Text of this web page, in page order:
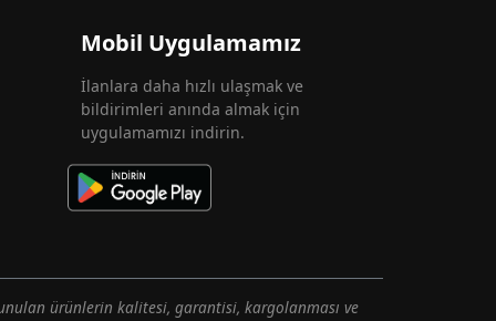
Mobil Uygulamamız
İlanlara daha hızlı ulaşmak ve
bildirimleri anında almak için
uygulamamızı indirin.
ürünlerin kalitesi, garantisi, kargolanması ve